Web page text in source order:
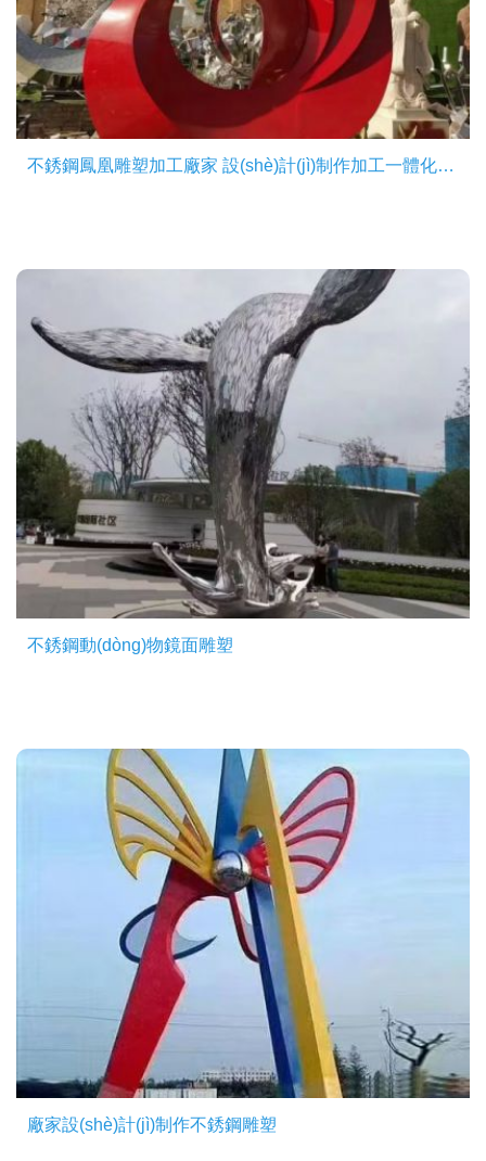
不銹鋼鳳凰雕塑加工廠家 設(shè)計(jì)制作加工一體化鳳凰雕塑公司
不銹鋼動(dòng)物鏡面雕塑
廠家設(shè)計(jì)制作不銹鋼雕塑